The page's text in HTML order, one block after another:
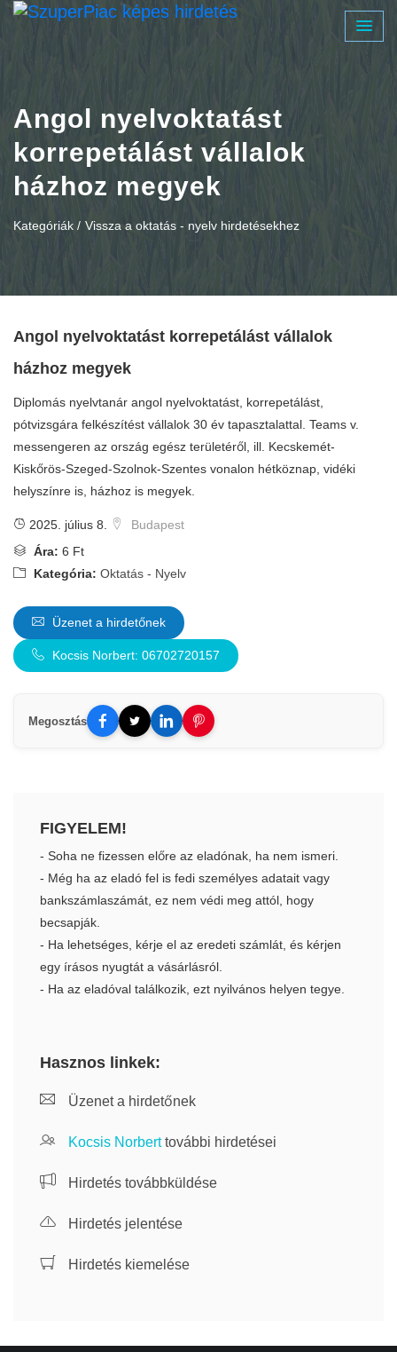
Angol nyelvoktatást
korrepetálást vállalok
házhoz megyek
Kategóriák / Vissza a oktatás - nyelv hirdetésekhez
Angol nyelvoktatást korrepetálást vállalok
házhoz megyek
Diplomás nyelvtanár angol nyelvoktatást, korrepetálást,
pótvizsgára felkészítést vállalok 30 év tapasztalattal. Teams v.
messengeren az ország egész területéről, ill. Kecskemét-
Kiskőrös-Szeged-Szolnok-Szentes vonalon hétköznap, vidéki
helyszínre is, házhoz is megyek.
2025. július 8.
Budapest
Ára: 6 Ft
Kategória: Oktatás - Nyelv
Üzenet a hirdetőnek
Kocsis Norbert: 06702720157
Megosztás
FIGYELEM!
- Soha ne fizessen előre az eladónak, ha nem ismeri.
- Még ha az eladó fel is fedi személyes adatait vagy
bankszámlaszámát, ez nem védi meg attól, hogy
becsapják.
- Ha lehetséges, kérje el az eredeti számlát, és kérjen
egy írásos nyugtát a vásárlásról.
- Ha az eladóval találkozik, ezt nyilvános helyen tegye.
Hasznos linkek:
Üzenet a hirdetőnek
Kocsis Norberttovábbi hirdetései
Hirdetés továbbküldése
Hirdetés jelentése
Hirdetés kiemelése